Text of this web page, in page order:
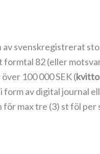
svenskregistrerat
formtal 82 (eller
100 000 SEK (kvitto
av digital journal
max tre (3) st föl per